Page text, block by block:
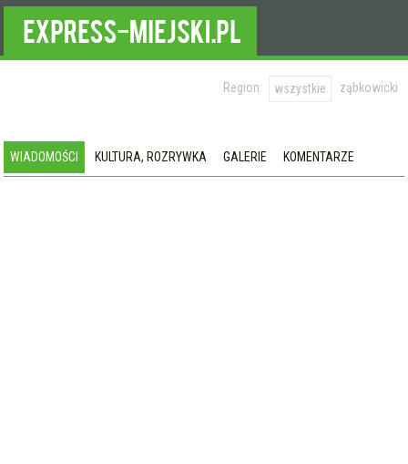
Region: wszystkie ząbkowicki
WIADOMOŚCI KULTURA, ROZRYWKA GALERIE KOMENTARZE